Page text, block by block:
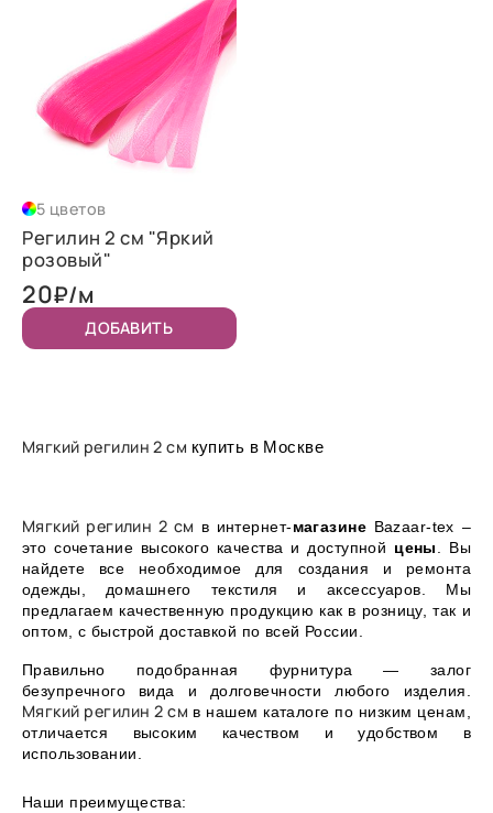
5 цветов
Регилин 2 см "Яркий
розовый"
20₽/м
ДОБАВИТЬ
Мягкий регилин 2 см купить в Москве
Мягкий регилин 2 см в интернет-магазинеBazaar-tex –
это сочетание высокого качества и доступной цены. Вы
найдете все необходимое для создания и ремонта
одежды, домашнего текстиля и аксессуаров. Мы
предлагаем качественную продукцию как в розницу, так и
оптом, с быстрой доставкой по всей России.
Правильно подобранная фурнитура — залог
безупречного вида и долговечности любого изделия.
Мягкий регилин 2 см в нашем каталоге по низким ценам,
отличается высоким качеством и удобством в
использовании.
Наши преимущества: